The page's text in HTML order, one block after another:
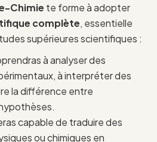
Chimie te forme à adopter
complète, essentielle
supérieures scientifiques :
à analyser des
à interpréter des
la différence entre
capable de traduire des
ou chimiques en